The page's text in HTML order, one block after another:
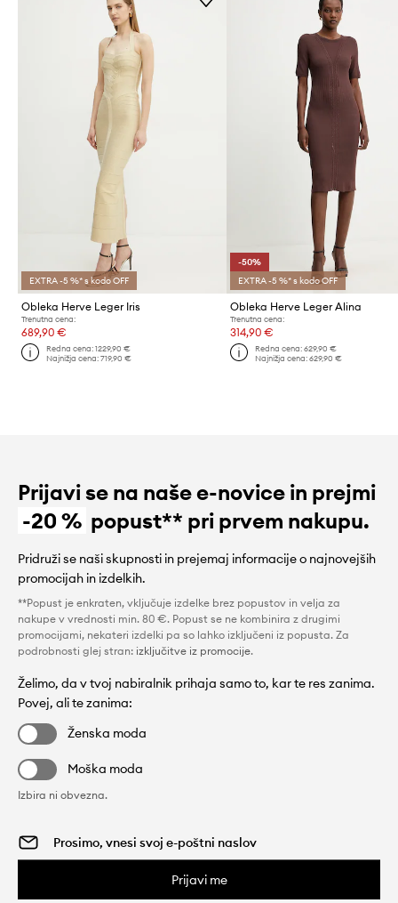
EXTRA -5 %* s kodo OFF
Obleka Herve Leger Iris
Trenutna cena:
689,90 €
Redna cena:1229,90 €
Najnižja cena:719,90 €
-50%
EXTRA -5 %* s kodo OFF
Obleka Herve Leger Alina
Trenutna cena:
314,90 €
Redna cena: 629,90 €
Najnižja cena: 629,90 €
Prijavi se na naše e-novice in prejmi
-20 % popust** pri prvem nakupu.
Pridruži se naši skupnosti in prejemaj informacije o najnovejših
promocijah in izdelkih.
**Popust je enkraten, vključuje izdelke brez popustov in velja za
nakupe v vrednosti min. 80 €. Popust se ne kombinira z drugimi
promocijami, nekateri izdelki pa so lahko izključeni iz popusta. Za
podrobnosti glej stran: izključitve iz promocije.
Želimo, da v tvoj nabiralnik prihaja samo to, kar te res zanima.
Povej, ali te zanima:
Ženska moda
Moška moda
Izbira ni obvezna.
Prijavi me